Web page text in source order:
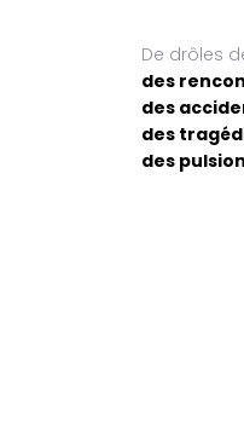
De drôles
des
des
des
des